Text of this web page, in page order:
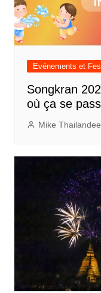
Evénements et
Songkran
où ça se
Mike Thailandee